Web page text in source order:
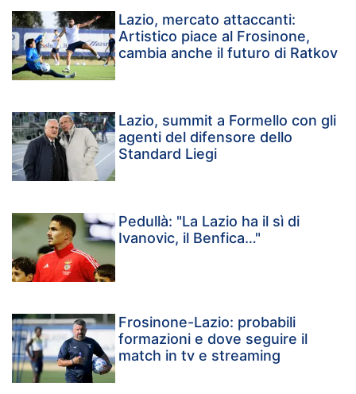
Lazio, mercato attaccanti:
Artistico piace al Frosinone,
cambia anche il futuro di Ratkov
Lazio, summit a Formello con gli
agenti del difensore dello
Standard Liegi
Pedullà: "La Lazio ha il sì di
Ivanovic, il Benfica…"
Frosinone-Lazio: probabili
formazioni e dove seguire il
match in tv e streaming